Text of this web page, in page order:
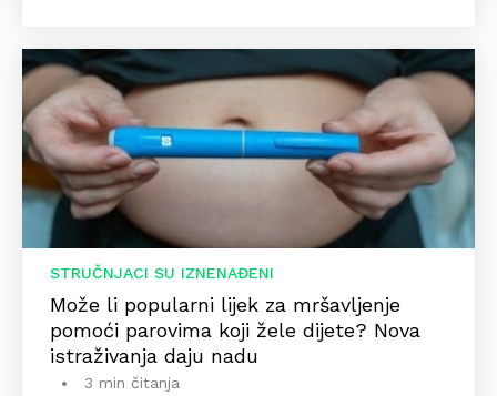
STRUČNJACI SU IZNENAĐENI
Može li popularni lijek za mršavljenje
pomoći parovima koji žele dijete? Nova
istraživanja daju nadu
3 min čitanja